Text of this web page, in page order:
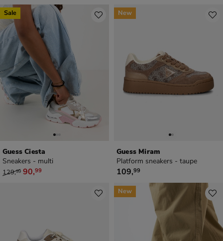
Guess Ciesta
Sneakers - multi
van € 129,99 voor € 90,99
129,99 90,99
Sale
Guess Miram
Platform sneakers - taupe
€ 109,99
109,99
New
New